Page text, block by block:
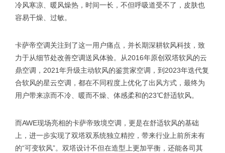
冷风寒凉、暖风燥热，时间一长，不但呼吸道受不了，皮肤也
容易干燥、过敏。
卡萨帝空调关注到了这一用户痛点，并长期深耕软风科技，致
力于从细节处改善空调送风体验。从2016年原创双塔软风的云
鼎空调，2021年升级主动软风的鉴赏家空调，到2023年迭代复
合软风的星云空调，都在不同程度上优化了出风方式，最终为
用户带来凉而不冷、暖而不燥、体感柔和的23℃舒适软风。
而AWE现场亮相的卡萨帝致境空调，更是在舒适软风的基础
上，进一步实现了双塔双系统独立精控，带来行业上前所未有
的“可变软风”。双塔设计不但在造型上更加平衡，还能各司其